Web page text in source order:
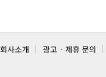
회사소개 광고 · 제휴 문의